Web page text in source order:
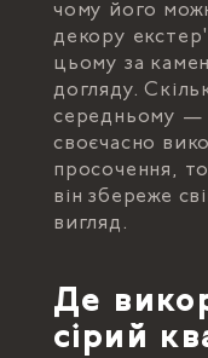
чому його
декору
цьому за
догляду.
середньому —
своєчасно
просочення,
він збереже
вигляд.
Де
сірий